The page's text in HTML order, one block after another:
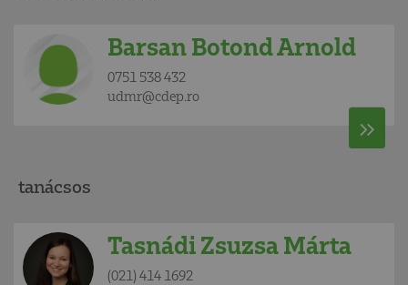
Barsan Botond Arnold
0751 538 432
udmr@cdep.ro
tanácsos
Tasnádi Zsuzsa Márta
(021) 414 1692